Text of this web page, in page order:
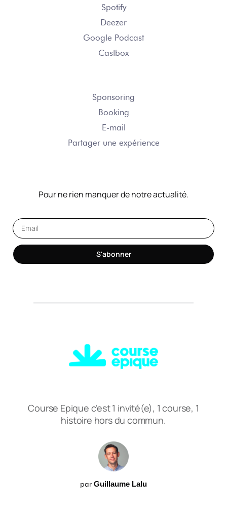
Spotify
Deezer
Google Podcast
Castbox
Sponsoring
Booking
E-mail
Partager une expérience
Pour ne rien manquer de notre actualité.
S'abonner
Course Epique c’est 1 invité(e), 1 course, 1
histoire hors du commun.
par Guillaume Lalu